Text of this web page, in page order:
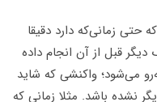
حتی زمانی‌که دارد دقیقا
قبل از آن انجام داده
می‌شود؛ واکنشی که شاید
نشده باشد. مثلا زمانی که